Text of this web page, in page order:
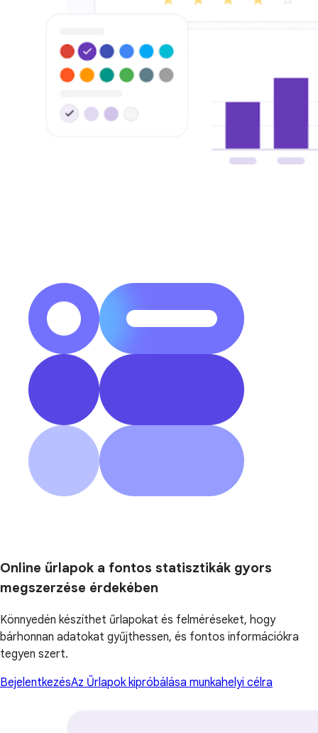
Online űrlapok a fontos statisztikák gyors
megszerzése érdekében
Könnyedén készíthet űrlapokat és felméréseket, hogy
bárhonnan adatokat gyűjthessen, és fontos információkra
tegyen szert.
BejelentkezésAz Űrlapok kipróbálása munkahelyi célra